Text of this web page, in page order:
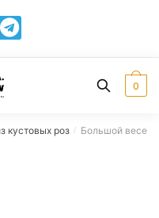
0
кустовых роз / Большой